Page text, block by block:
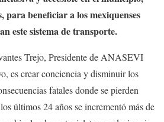
para beneficiar a los mexiquenses
este sistema de transporte.
Trejo, Presidente de ANASEVI
es crear conciencia y disminuir los
fatales donde se pierden
últimos 24 años se incrementó más de